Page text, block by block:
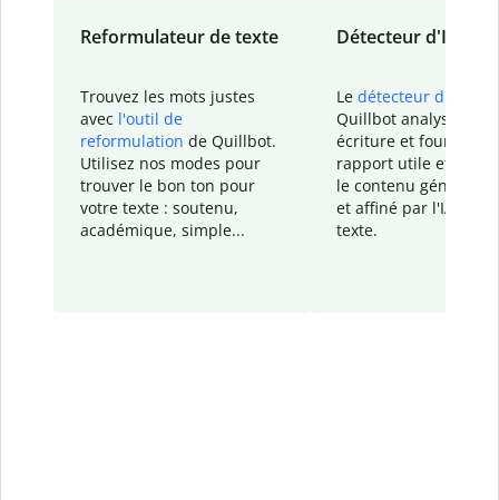
Reformulateur de texte
Trouvez les mots justes
avec l'outil de
reformulation de Quillbot.
Utilisez nos modes pour
trouver le bon ton pour
votre texte : soutenu,
académique, simple...
Détecteur d'IA
Le détecteur d'IA
Quillbot analyse votre
écriture et fournit un
rapport utile et
le contenu généré
et affiné par l'IA
texte.